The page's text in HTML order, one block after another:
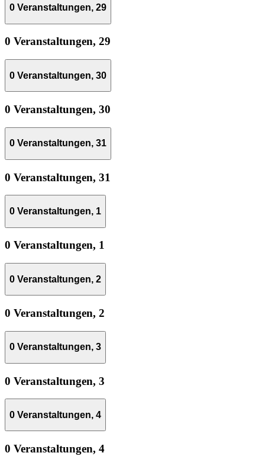
0 Veranstaltungen, 29
0 Veranstaltungen, 29
0 Veranstaltungen, 30
0 Veranstaltungen, 30
0 Veranstaltungen, 31
0 Veranstaltungen, 31
0 Veranstaltungen, 1
0 Veranstaltungen, 1
0 Veranstaltungen, 2
0 Veranstaltungen, 2
0 Veranstaltungen, 3
0 Veranstaltungen, 3
0 Veranstaltungen, 4
0 Veranstaltungen, 4